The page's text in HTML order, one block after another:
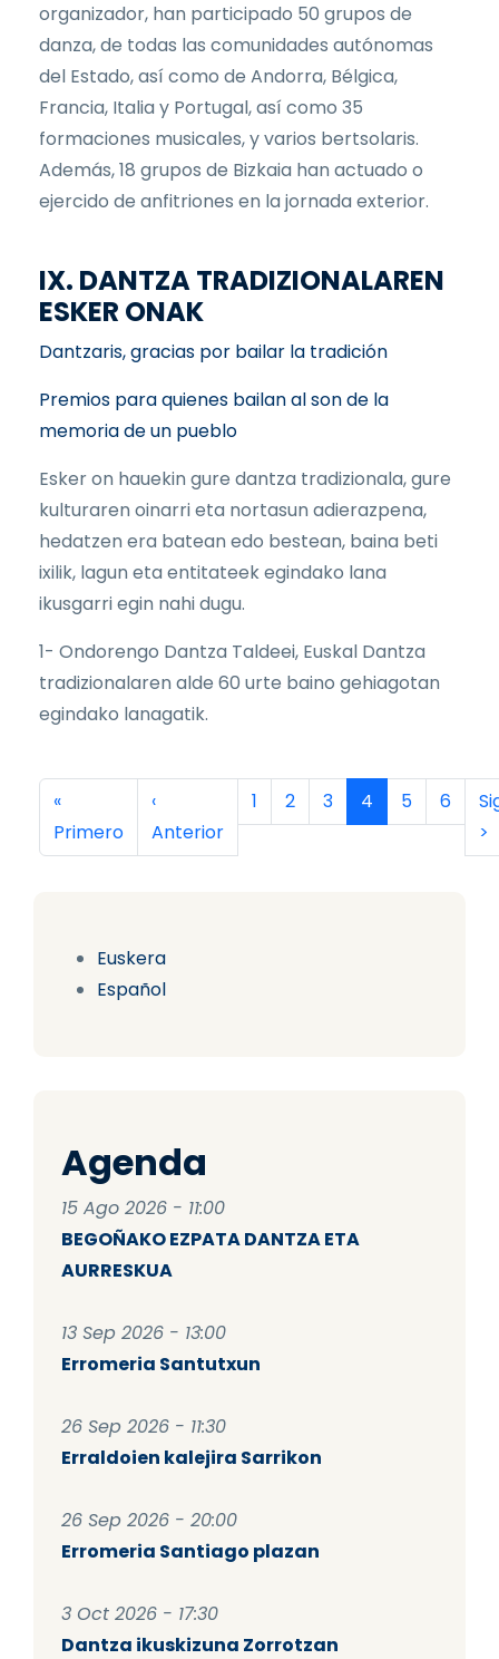
Euskera
Español
Agenda
15 Ago 2026 - 11:00
BEGOÑAKO EZPATA DANTZA ETA
AURRESKUA
13 Sep 2026 - 13:00
Erromeria Santutxun
26 Sep 2026 - 11:30
Erraldoien kalejira Sarrikon
26 Sep 2026 - 20:00
Erromeria Santiago plazan
3 Oct 2026 - 17:30
Dantza ikuskizuna Zorrotzan
organizador, han participado 50 grupos de
danza, de todas las comunidades autónomas
del Estado, así como de Andorra, Bélgica,
Francia, Italia y Portugal, así como 35
formaciones musicales, y varios bertsolaris.
Además, 18 grupos de Bizkaia han actuado o
ejercido de anfitriones en la jornada exterior.
IX. DANTZA TRADIZIONALAREN
ESKER ONAK
Dantzaris, gracias por bailar la tradición
Premios para quienes bailan al son de la
memoria de un pueblo
Esker on hauekin gure dantza tradizionala, gure
kulturaren oinarri eta nortasun adierazpena,
hedatzen era batean edo bestean, baina beti
ixilik, lagun eta entitateek egindako lana
ikusgarri egin nahi dugu.
1- Ondorengo Dantza Taldeei, Euskal Dantza
tradizionalaren alde 60 urte baino gehiagotan
egindako lanagatik.
Paginación
Primera página
«
Primero
Página anterior
‹
Anterior
Página
1 Página
2 Página
3 Página actual
4 Página
5 Página
6
>